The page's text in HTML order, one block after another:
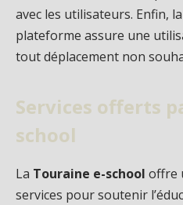
avec les utilisateurs. Enfin,
plateforme assure une
tout déplacement non
Services offerts
school
La Touraine e-school offre
services pour soutenir